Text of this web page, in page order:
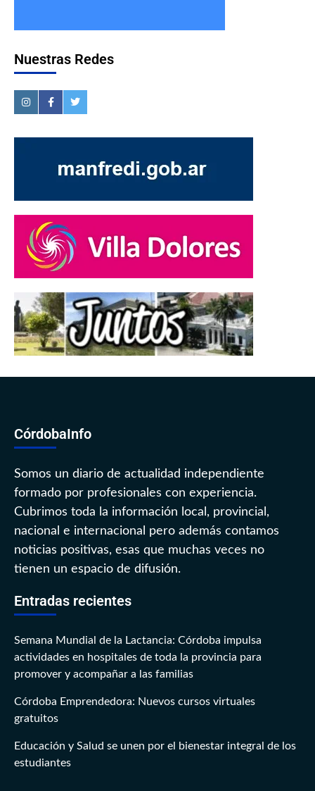
Nuestras Redes
CórdobaInfo
Somos un diario de actualidad independiente
formado por profesionales con experiencia.
Cubrimos toda la información local, provincial,
nacional e internacional pero además contamos
noticias positivas, esas que muchas veces no
tienen un espacio de difusión.
Entradas recientes
Semana Mundial de la Lactancia: Córdoba impulsa
actividades en hospitales de toda la provincia para
promover y acompañar a las familias
Córdoba Emprendedora: Nuevos cursos virtuales
gratuitos
Educación y Salud se unen por el bienestar integral de los
estudiantes